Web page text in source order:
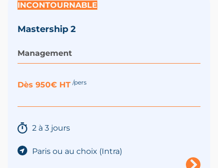
INCONTOURNABLE
Mastership 2
Management
Dès 950€ HT /pers
2 à 3 jours
Paris ou au choix (Intra)